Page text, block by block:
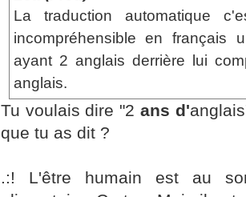
La traduction automatique
incompréhensible en français
ayant 2 anglais derrière lui
anglais.
Tu voulais dire "2 ans d'
que tu as dit ?
.:! L'être humain est au